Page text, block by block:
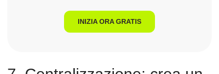
INIZIA ORA GRATIS